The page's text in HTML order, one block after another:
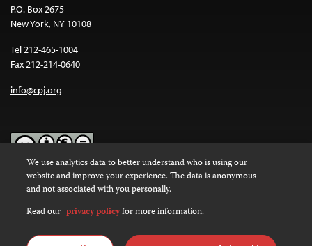
P.O. Box 2675
New York, NY 10108
Tel 212-465-1004
Fax 212-214-0640
info@cpj.org
Except where noted, text on this website is licensed under a
Commons Attribution-NonCommercial-NoDerivatives 4.0
International License.
Images and other media are not covered by the Creative Commons
We use analytics data to better understand who is using our
website and improve your experience. The data is anonymous
and not associated with you personally.
Read our privacy policyfor more information.